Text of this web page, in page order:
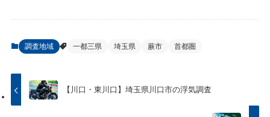
調査地域 一都三県 埼玉県 蕨市 首都圏
【川口・東川口】埼玉県川口市の浮気調査